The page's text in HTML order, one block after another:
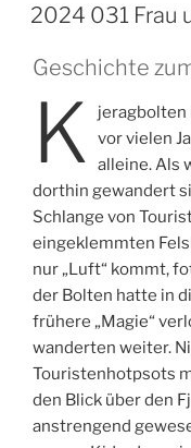
2024 031 Frau
Geschichte
K
jeragbolten
vor vielen
alleine. Als
dorthin gewandert
Schlange von
eingeklemmten
nur „Luft“ kommt,
der Bolten hatte in
frühere „Magie“
wanderten weiter.
Touristenhotpsots
den Blick über den
anstrengend